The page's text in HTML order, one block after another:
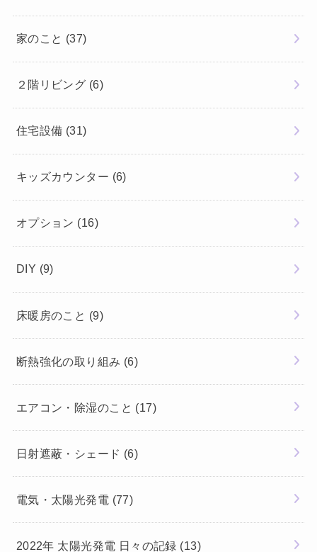
家のこと (37)
２階リビング (6)
住宅設備 (31)
キッズカウンター (6)
オプション (16)
DIY (9)
床暖房のこと (9)
断熱強化の取り組み (6)
エアコン・除湿のこと (17)
日射遮蔽・シェード (6)
電気・太陽光発電 (77)
2022年 太陽光発電 日々の記録 (13)